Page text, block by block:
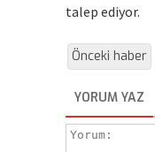
talep ediyor.
Önceki haber
YORUM YAZ